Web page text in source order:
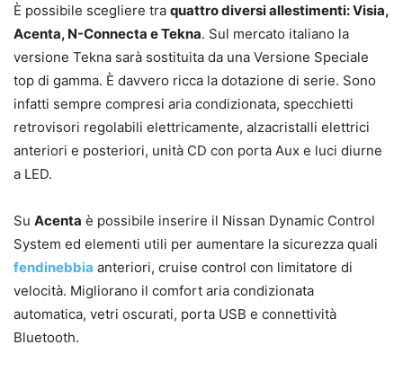
È possibile scegliere tra quattro diversi allestimenti: Visia,
Acenta, N-Connecta e Tekna. Sul mercato italiano la
versione Tekna sarà sostituita da una Versione Speciale
top di gamma. È davvero ricca la dotazione di serie. Sono
infatti sempre compresi aria condizionata, specchietti
retrovisori regolabili elettricamente, alzacristalli elettrici
anteriori e posteriori, unità CD con porta Aux e luci diurne
a LED.
Su Acenta è possibile inserire il Nissan Dynamic Control
System ed elementi utili per aumentare la sicurezza quali
fendinebbia anteriori, cruise control con limitatore di
velocità. Migliorano il comfort aria condizionata
automatica, vetri oscurati, porta USB e connettività
Bluetooth.